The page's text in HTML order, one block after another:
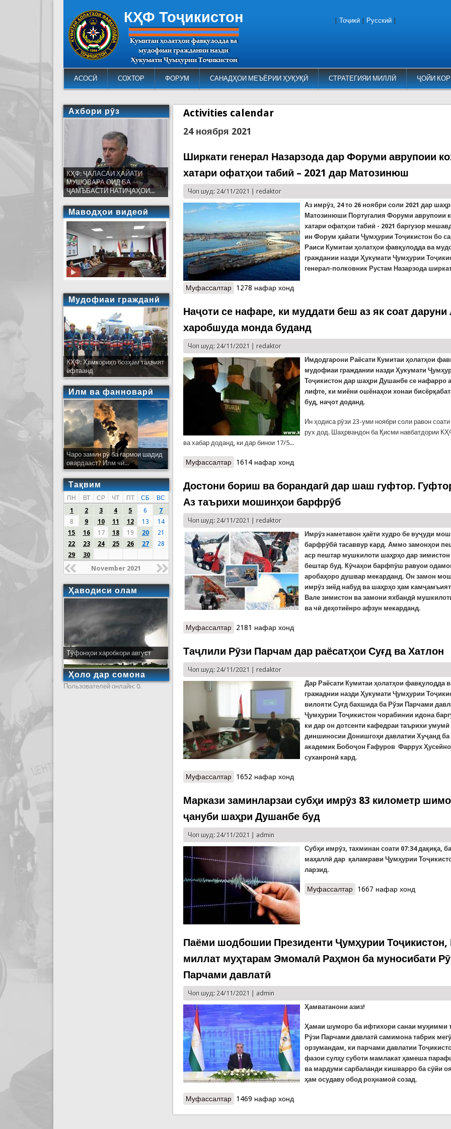
КҲФ Тоҷикистон
АСОСӢ СОХТОР ФОРУМ САНАДҲОИ МЕЪЁРИИ ҲУҚУҚӢ СТРАТЕГИЯИ МИЛЛӢ ҶОЙИ
Тоҷикӣ Русский
Activities calendar
24 ноября 2021
Ширкати генерал Назарзода дар Форуми аврупоии
хатари офатҳои табиӣ – 2021 дар Матозинюш
Чоп шуд: 24/11/2021 |redaktor
Аз имрӯз, 24 то 26 ноябри соли 2021 дар
Матозинюши Португалия Форуми аврупоии
хатари офатҳои табиӣ - 2021 баргузор
ин Форум ҳайати Ҷумҳурии Тоҷикистон бо
Раиси Кумитаи ҳолатҳои фавқулодда ва
граждании назди Ҳукумати Ҷумҳурии
генерал-полковник Рустам Назарзода
Муфассалтар о Ширкати генерал Назарзода дар Форуми аврупоии коҳиши
1278 нафар хонд
Наҷоти се нафаре, ки муддати беш аз як соат
харобшуда монда буданд
Чоп шуд: 24/11/2021 |redaktor
Имдодгарони Раёсати Кумитаи ҳолатҳои
мудофиаи граждании назди Ҳукумати
Тоҷикистон дар шаҳри Душанбе се нафарро
лифте, ки миёни ошёнаҳои хонаи
буд, наҷот доданд.
Ин ҳодиса рӯзи 23-уми ноябри соли равон
рух дод. Шаҳрвандон ба Қисми навбатдории
ва хабар доданд, ки дар бинои 17/5...
Муфассалтар о Наҷоти се нафаре, ки муддати беш аз як соат даруни лифти
1614 нафар хонд
Достони бориш ва борандагӣ дар шаш гуфтор.
Аз таърихи мошинҳои барфрӯб
Чоп шуд: 24/11/2021 |redaktor
Имрӯз наметавон ҳаёти худро бе вуҷуди
барфрӯбӣ тасаввур кард. Аммо замонҳои
аср пештар мушкилоти шаҳрҳо дар
бештар буд. Кӯчаҳои барфпӯш равуои
аробаҳоро душвар мекарданд. Он замон
имрӯз зиёд набуд ва шаҳрҳо ҳам
Вале зимистон ва замони яхбандӣ
ва чӣ деҳотиёнро афзун мекарданд.
Муфассалтар о Достони бориш ва борандагӣ дар шаш гуфтор. Гуфтори
2181 нафар хонд
Таҷлили Рӯзи Парчам дар раёсатҳои Суғд ва Хатлон
Чоп шуд: 24/11/2021 |redaktor
Дар Раёсати Кумитаи ҳолатҳои фавқулодда
гражаднии назди Ҳукумати Ҷумҳурии
вилояти Суғд бахшида ба Рўзи Парчами
Ҷумҳурии Тоҷикистон чорабинии идона
ки дар он дотсенти кафедраи таърихи умумӣ
диншиносии Донишгоҳи давлатии Хуҷанд
академик Бобоҷон Ғафуров Фаррух
суханронӣ кард.
Муфассалтар о Таҷлили Рӯзи Парчам дар раёсатҳои Суғд ва Хатлон
1652 нафар хонд
Маркази заминларзаи субҳи имрӯз 83 километр
ҷануби шаҳри Душанбе буд
Чоп шуд: 24/11/2021 | admin
Субҳи имрӯз, тахминан соати 07:34дақиқа, ба
маҳаллӣ дар қаламрави Ҷумҳурии Тоҷ
ларзид.
Муфассалтар о Маркази заминларзаи
1667 нафар хонд
Паёми шодбошии Президенти Ҷумҳурии
миллат муҳтарам Эмомалӣ Раҳмон ба муносибати
Парчами давлатӣ
Чоп шуд: 24/11/2021 | admin
Ҳамватанони азиз!
Ҳамаи шуморо ба ифтихори санаи муҳимми
Рӯзи Парчами давлатӣ самимона табрик
орзумандам, ки парчами давлатии
фазои сулҳу суботи мамлакат ҳамеша
ва мардуми сарбаланди кишварро ба сӯйи
ҳам осудаву обод роҳнамоӣ созад.
Муфассалтар о Паёми шодбошии Президенти Ҷумҳурии Тоҷикистон, Пешвои
1469 нафар хонд
Ахбори рӯз
КҲФ: ҶАЛАСАИ ҲАЙАТИ
МУШОВАРА ОИД БА
ҶАМЪБАСТИ НАТИҶАҲОИ...
Маводҳои видеоӣ
Мудофиаи гражданӣ
КҲФ: Ҳамкориҳо бозҳам тақвият
ёфтаанд
Илм ва фанноварӣ
Чаро замин рӯ ба гармои шадид
овардааст? Илм чӣ...
Тақвим
ПН ВТ СР ЧТ ПТ СБ
ВС
1
2 3 4 5 6
7
8
9 10 11 12 13
14
15
16 17 18 19 20
21
22
23 24 25 26 27
28
29
30
November 2021
Ҳаводиси олам
Тӯфонҳои харобкори август
Ҳоло дар сомона
Пользователей онлайн: 0.